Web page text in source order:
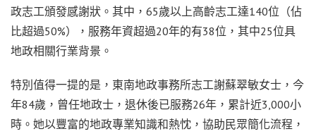
政志工頒發感謝狀。其中，65歲以上高齡志工達140位（佔
比超過50%），服務年資超過20年的有38位，其中25位具
地政相關行業背景。
特別值得一提的是，東南地政事務所志工謝蘇翠敏女士，今
年84歲，曾任地政士，退休後已服務26年，累計近3,000小
時。她以豐富的地政專業知識和熱忱，協助民眾簡化流程，